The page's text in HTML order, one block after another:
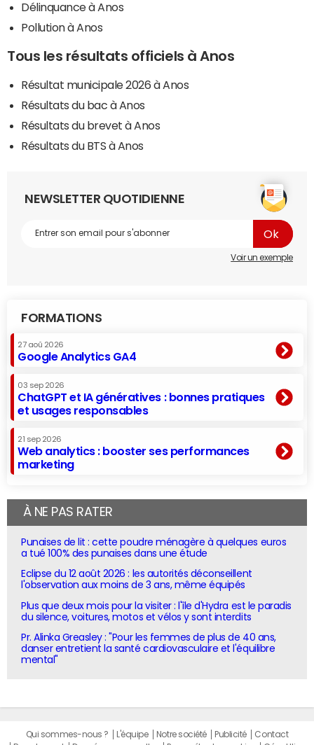
Délinquance à Anos
Pollution à Anos
Tous les résultats officiels à Anos
Résultat municipale 2026 à Anos
Résultats du bac à Anos
Résultats du brevet à Anos
Résultats du BTS à Anos
NEWSLETTER QUOTIDIENNE
Voir un exemple
FORMATIONS
27 aoû 2026
Google Analytics GA4
03 sep 2026
ChatGPT et IA génératives : bonnes pratiques
et usages responsables
21 sep 2026
Web analytics : booster ses performances
marketing
À NE PAS RATER
Punaises de lit : cette poudre ménagère à quelques euros
a tué 100% des punaises dans une étude
Eclipse du 12 août 2026 : les autorités déconseillent
l'observation aux moins de 3 ans, même équipés
Plus que deux mois pour la visiter : l'île d'Hydra est le paradis
du silence, voitures, motos et vélos y sont interdits
Pr. Alinka Greasley : "Pour les femmes de plus de 40 ans,
danser entretient la santé cardiovasculaire et l'équilibre
mental"
Qui sommes-nous ? L'équipe Notre société Publicité
Contact